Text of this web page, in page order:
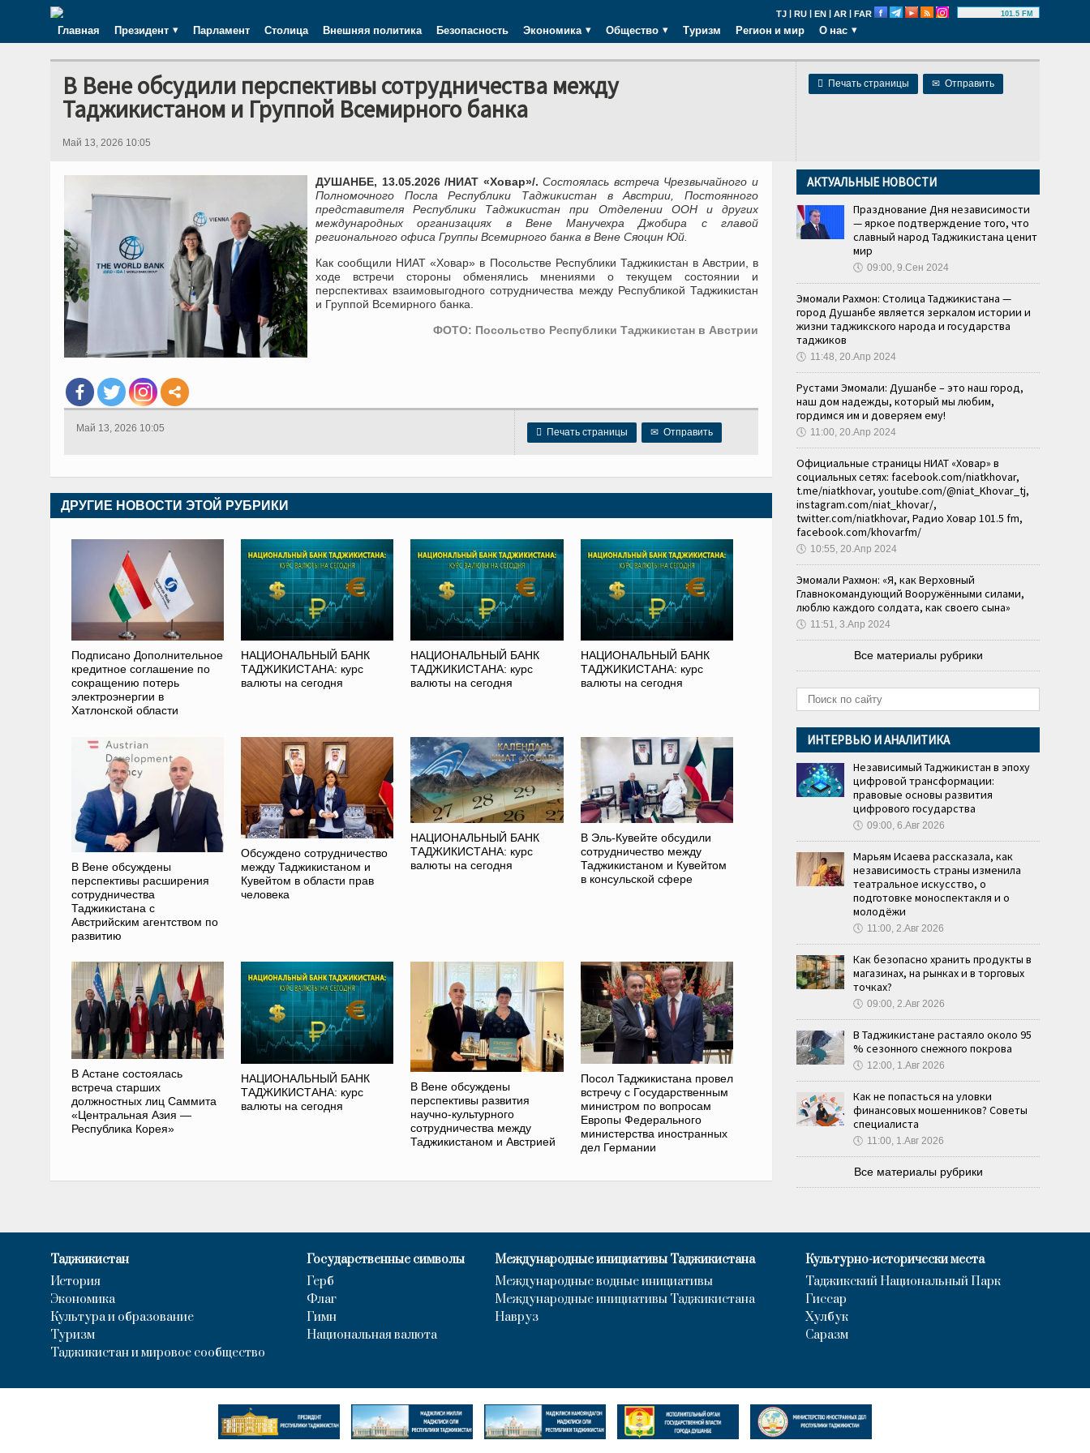
TJ | RU | EN | AR | FAR 101.5 FM
Главная Президент Парламент Столица Внешняя политика Безопасность Экономика Общество Туризм Регион и мир О нас
 Печать страницы ✉ Отправить
В Вене обсудили перспективы сотрудничества между
Таджикистаном и Группой Всемирного банка
Май 13, 2026 10:05
ДУШАНБЕ, 13.05.2026 /НИАТ «Ховар»/. Состоялась встреча Чрезвычайного и
Полномочного Посла Республики Таджикистан в Австрии, Постоянного
представителя Республики Таджикистан при Отделении ООН и других
международных организациях в Вене Манучехра Джобира с главой
регионального офиса Группы Всемирного банка в Вене Сяоцин Юй.
Как сообщили НИАТ «Ховар» в Посольстве Республики Таджикистан в Австрии, в
ходе встречи стороны обменялись мнениями о текущем состоянии и
перспективах взаимовыгодного сотрудничества между Республикой Таджикистан
и Группой Всемирного банка.
ФОТО: Посольство Республики Таджикистан в Австрии
 Печать страницы ✉ Отправить
Май 13, 2026 10:05
ДРУГИЕ НОВОСТИ ЭТОЙ РУБРИКИ
Подписано Дополнительное
кредитное соглашение по
сокращению потерь
электроэнергии в
Хатлонской области
НАЦИОНАЛЬНЫЙ БАНК
ТАДЖИКИСТАНА: курс
валюты на сегодня
НАЦИОНАЛЬНЫЙ БАНК
ТАДЖИКИСТАНА: курс
валюты на сегодня
НАЦИОНАЛЬНЫЙ БАНК
ТАДЖИКИСТАНА: курс
валюты на сегодня
В Вене обсуждены
перспективы расширения
сотрудничества
Таджикистана с
Австрийским агентством по
развитию
Обсуждено сотрудничество
между Таджикистаном и
Кувейтом в области прав
человека
НАЦИОНАЛЬНЫЙ БАНК
ТАДЖИКИСТАНА: курс
валюты на сегодня
В Эль-Кувейте обсудили
сотрудничество между
Таджикистаном и Кувейтом
в консульской сфере
В Астане состоялась
встреча старших
должностных лиц Саммита
«Центральная Азия —
Республика Корея»
НАЦИОНАЛЬНЫЙ БАНК
ТАДЖИКИСТАНА: курс
валюты на сегодня
В Вене обсуждены
перспективы развития
научно-культурного
сотрудничества между
Таджикистаном и Австрией
Посол Таджикистана провел
встречу с Государственным
министром по вопросам
Европы Федерального
министерства иностранных
дел Германии
АКТУАЛЬНЫЕ НОВОСТИ
Празднование Дня независимости
— яркое подтверждение того, что
славный народ Таджикистана ценит
мир
🕔 09:00, 9.Сен 2024
Эмомали Рахмон: Столица Таджикистана —
город Душанбе является зеркалом истории и
жизни таджикского народа и государства
таджиков
🕔 11:48, 20.Апр 2024
Рустами Эмомали: Душанбе – это наш город,
наш дом надежды, который мы любим,
гордимся им и доверяем ему!
🕔 11:00, 20.Апр 2024
Официальные страницы НИАТ «Ховар» в
социальных сетях: facebook.com/niatkhovar,
t.me/niatkhovar, youtube.com/@niat_Khovar_tj,
instagram.com/niat_khovar/,
twitter.com/niatkhovar, Радио Ховар 101.5 fm,
facebook.com/khovarfm/
🕔 10:55, 20.Апр 2024
Эмомали Рахмон: «Я, как Верховный
Главнокомандующий Вооружёнными силами,
люблю каждого солдата, как своего сына»
🕔 11:51, 3.Апр 2024
Все материалы рубрики
ИНТЕРВЬЮ И АНАЛИТИКА
Независимый Таджикистан в эпоху
цифровой трансформации:
правовые основы развития
цифрового государства
🕔 09:00, 6.Авг 2026
Марьям Исаева рассказала, как
независимость страны изменила
театральное искусство, о
подготовке моноспектакля и о
молодёжи
🕔 11:00, 2.Авг 2026
Как безопасно хранить продукты в
магазинах, на рынках и в торговых
точках?
🕔 09:00, 2.Авг 2026
В Таджикистане растаяло около 95
% сезонного снежного покрова
🕔 12:00, 1.Авг 2026
Как не попасться на уловки
финансовых мошенников? Советы
специалиста
🕔 11:00, 1.Авг 2026
Все материалы рубрики
Таджикистан
История
Экономика
Культура и образование
Туризм
Таджикистан и мировое сообщество
Государственные символы
Герб
Флаг
Гимн
Национальная валюта
Международные инициативы Таджикистана
Международные водные инициативы
Международные инициативы Таджикистана
Навруз
Культурно-исторически места
Таджикский Национальный Парк
Гиссар
Хулбук
Саразм